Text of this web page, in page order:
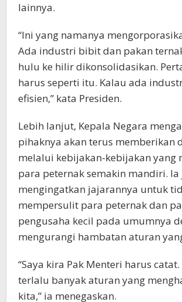
lainnya.
“Ini yang namanya
Ada industri bibit dan pakan
hulu ke hilir dikonsolidasikan.
harus seperti itu. Kalau ada
efisien,” kata Presiden.
Lebih lanjut, Kepala Negara
pihaknya akan terus memberikan
melalui kebijakan-kebijakan yang
para peternak semakin mandiri. Ia
mengingatkan jajarannya untuk
mempersulit para peternak dan
pengusaha kecil pada umumnya
mengurangi hambatan aturan
“Saya kira Pak Menteri harus
terlalu banyak aturan yang
kita,” ia menegaskan.